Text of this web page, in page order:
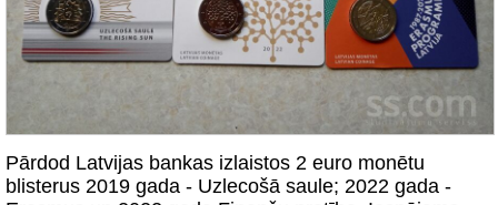
Pārdod Latvijas bankas izlaistos 2 euro monētu
blisterus 2019 gada - Uzlecošā saule; 2022 gada -